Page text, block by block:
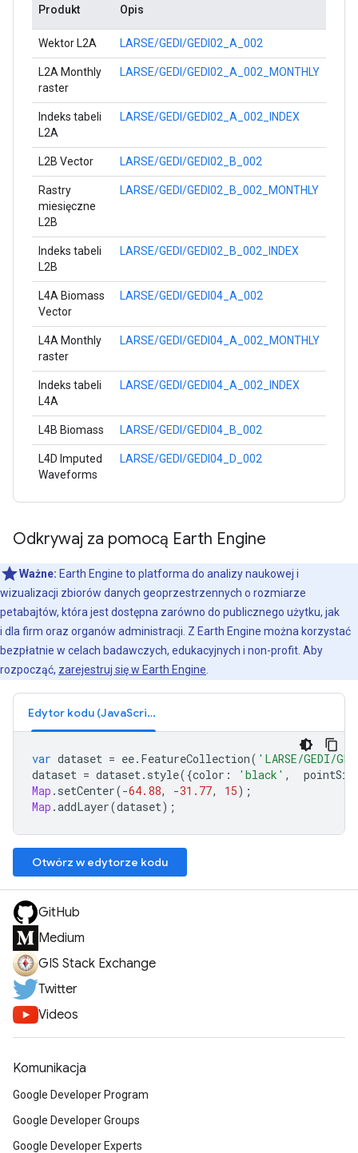
Produkt Opis
Wektor L2A LARSE/GEDI/GEDI02_A_002
L2A Monthly
raster
LARSE/GEDI/GEDI02_A_002_MONTHLY
Indeks tabeli
L2A
LARSE/GEDI/GEDI02_A_002_INDEX
L2B Vector LARSE/GEDI/GEDI02_B_002
Rastry
miesięczne
L2B
LARSE/GEDI/GEDI02_B_002_MONTHLY
Indeks tabeli
L2B
LARSE/GEDI/GEDI02_B_002_INDEX
L4A Biomass
Vector
LARSE/GEDI/GEDI04_A_002
L4A Monthly
raster
LARSE/GEDI/GEDI04_A_002_MONTHLY
Indeks tabeli
L4A
LARSE/GEDI/GEDI04_A_002_INDEX
L4B Biomass LARSE/GEDI/GEDI04_B_002
L4D Imputed
Waveforms
LARSE/GEDI/GEDI04_D_002
Odkrywaj za pomocą Earth Engine
Ważne: Earth Engine to platforma do analizy naukowej i
wizualizacji zbiorów danych geoprzestrzennych o rozmiarze
petabajtów, która jest dostępna zarówno do publicznego użytku, jak
i dla firm oraz organów administracji. Z Earth Engine można korzystać
bezpłatnie w celach badawczych, edukacyjnych i non-profit. Aby
rozpocząć, zarejestruj się w Earth Engine
Edytor kodu (JavaScript)
var dataset = ee. FeatureCollection( 'LARSE/GEDI/
dataset = dataset. style({color : 'black' ,
Map . setCenter(-64.88, -31.77, 15);
Map .addLayer(dataset);
Otwórz w edytorze kodu
GitHub
Medium
GIS Stack Exchange
Twitter
Videos
Komunikacja
Google Developer Program
Google Developer Groups
Google Developer Experts